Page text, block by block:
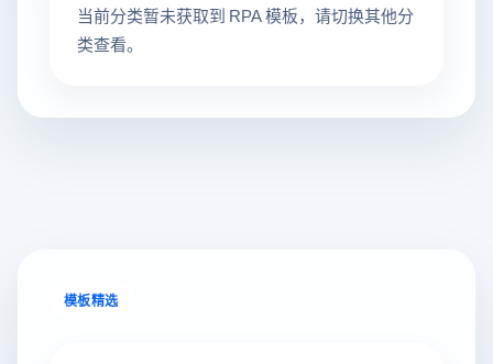
当前分类暂未获取到 RPA 模板，请切换其他分
类查看。
模板精选